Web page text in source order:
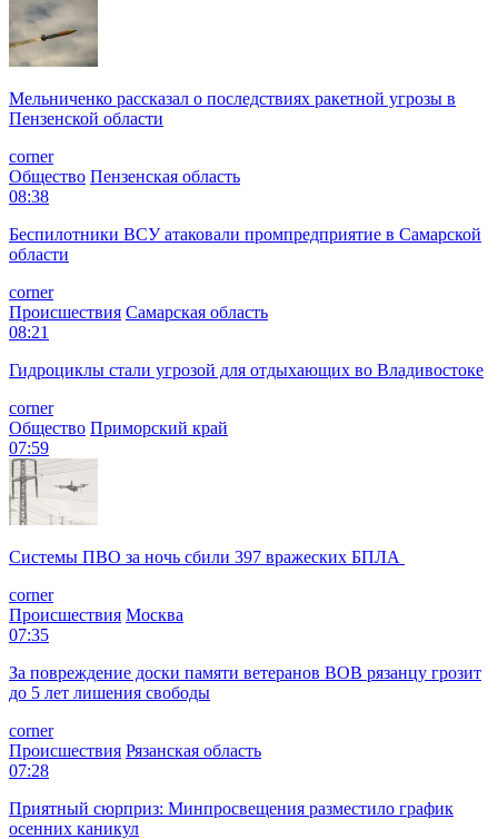
Мельниченко рассказал о последствиях ракетной угрозы в
Пензенской области
corner
Общество Пензенская область
08:38
Беспилотники ВСУ атаковали промпредприятие в Самарской
области
corner
Происшествия Самарская область
08:21
Гидроциклы стали угрозой для отдыхающих во Владивостоке
corner
Общество Приморский край
07:59
Системы ПВО за ночь сбили 397 вражеских БПЛА
corner
Происшествия Москва
07:35
За повреждение доски памяти ветеранов ВОВ рязанцу грозит
до 5 лет лишения свободы
corner
Происшествия Рязанская область
07:28
Приятный сюрприз: Минпросвещения разместило график
осенних каникул